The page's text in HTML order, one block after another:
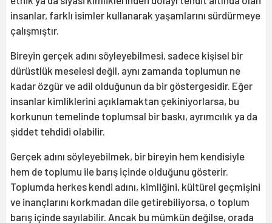
insanlar, farklı isimler kullanarak yaşamlarını sürdürmeye
çalışmıştır.
Bireyin gerçek adını söyleyebilmesi, sadece kişisel bir
dürüstlük meselesi değil, aynı zamanda toplumun ne
kadar özgür ve adil olduğunun da bir göstergesidir. Eğer
insanlar kimliklerini açıklamaktan çekiniyorlarsa, bu
korkunun temelinde toplumsal bir baskı, ayrımcılık ya da
şiddet tehdidi olabilir.
Gerçek adını söyleyebilmek, bir bireyin hem kendisiyle
hem de toplumu ile barış içinde olduğunu gösterir.
Toplumda herkes kendi adını, kimliğini, kültürel geçmişini
ve inançlarını korkmadan dile getirebiliyorsa, o toplum
barış içinde sayılabilir. Ancak bu mümkün değilse, orada